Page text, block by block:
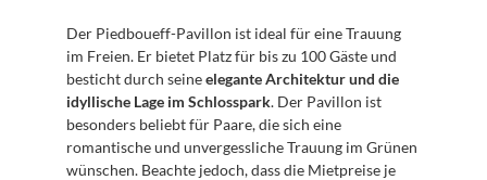
Der Piedboueff-Pavillon ist ideal für eine Trauung
im Freien. Er bietet Platz für bis zu 100 Gäste und
besticht durch seine elegante Architektur und die
idyllische Lage im Schlosspark. Der Pavillon ist
besonders beliebt für Paare, die sich eine
romantische und unvergessliche Trauung im Grünen
wünschen. Beachte jedoch, dass die Mietpreise je